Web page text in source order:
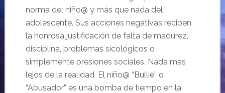
norma del niño@ y más que nada del
adolescente. Sus acciones negativas reciben
la honrosa justificación de falta de madurez,
disciplina, problemas sicológicos o
simplemente presiones sociales. Nada más
lejos de la realidad. El niño@ “Bullie” o
“Abusador” es una bomba de tiempo en la